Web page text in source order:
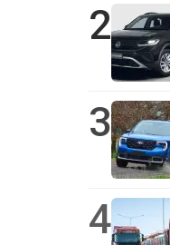
2
3
4